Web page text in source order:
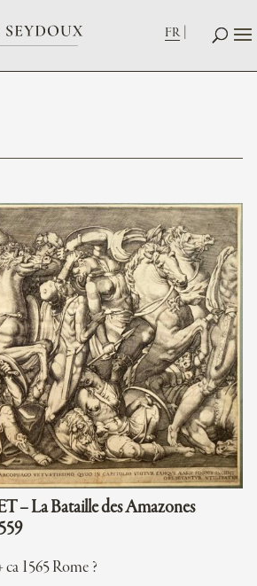
FR
– La Bataille des Amazones
1565 Rome ?